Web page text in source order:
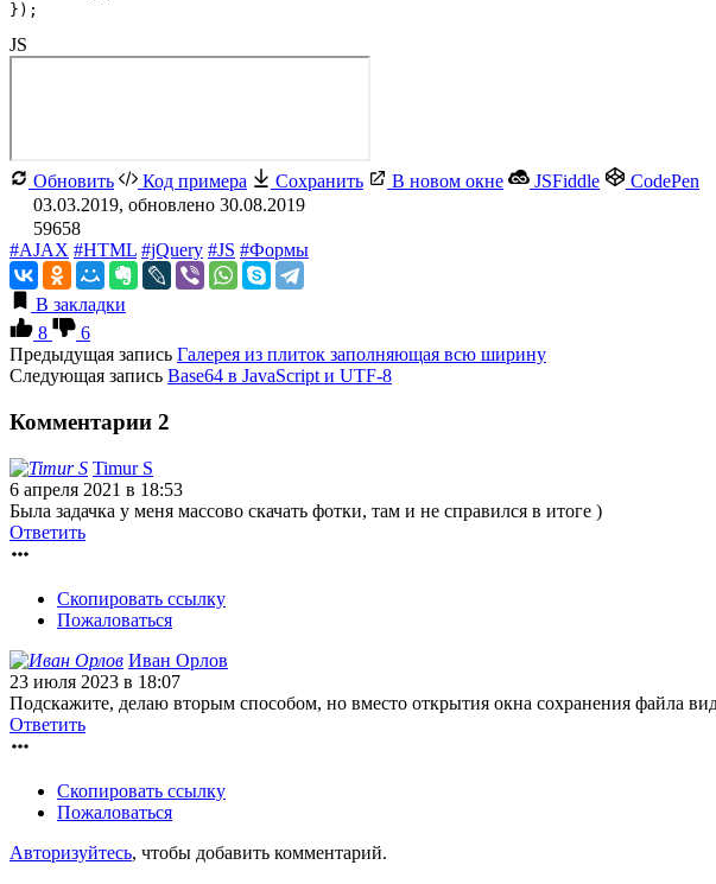
});
JS
Обновить Код примера Сохранить В новом окне JSFiddle
CodePen
03.03.2019, обновлено 30.08.2019
59658
#AJAX #HTML #jQuery #JS #Формы
В закладки
8
6
Предыдущая запись Галерея из плиток заполняющая всю ширину
Следующая запись Base64 в JavaScript и UTF-8
Комментарии 2
Timur S
6 апреля 2021 в 18:53
Была задачка у меня массово скачать фотки, там и не справился в итоге )
Ответить
Скопировать ссылку
Пожаловаться
Иван Орлов
23 июля 2023 в 18:07
Подскажите, делаю вторым способом, но вместо открытия окна сохранения файла
Ответить
Скопировать ссылку
Пожаловаться
Авторизуйтесь, чтобы добавить комментарий.